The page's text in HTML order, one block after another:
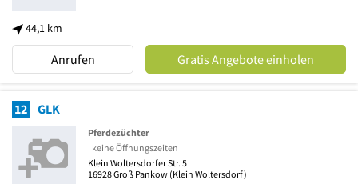
44,1 km
Anrufen Gratis Angebote einholen
12 GLK
Pferdezüchter
keine Öffnungszeiten
Klein Woltersdorfer Str. 5
16928Groß Pankow (Klein Woltersdorf)